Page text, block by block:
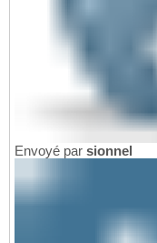
Envoyé par sionnel